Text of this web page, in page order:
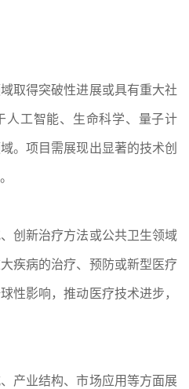
取得突破性进展或具有重大社
人工智能、生命科学、量子计
。项目需展现出显著的技术创
创新治疗方法或公共卫生领域
疾病的治疗、预防或新型医疗
性影响，推动医疗技术进步，
产业结构、市场应用等方面展